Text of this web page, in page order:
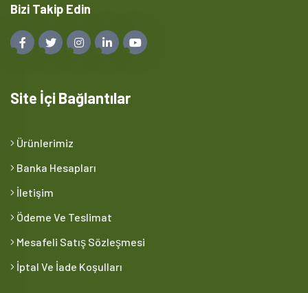
Bizi Takip Edin
Site İçi Bağlantılar
Ürünlerimiz
Banka Hesapları
İletişim
Ödeme Ve Teslimat
Mesafeli Satış Sözleşmesi
İptal Ve İade Koşulları